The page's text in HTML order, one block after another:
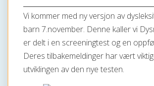
Vi kommer med ny versjon av
barn 7.november. Denne kaller vi
er delt i en screeningtest og en
Deres tilbakemeldinger har vært
utviklingen av den nye testen.